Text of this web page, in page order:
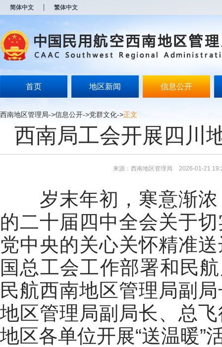
简体中文 繁体中文
首页 地区新闻 信息公开
西南地区管理局->信息公开->党群文化->正文
西南局工会开展四川
来源：西南地区管理局 2026-01-21
岁末年初，寒意渐
的二十届四中全会关于
党中央的关心关怀精准
国总工会工作部署和民
民航西南地区管理局副
地区管理局副局长、总
地区各单位开展“送温暖”
开
无
障
说
按
Alt
键